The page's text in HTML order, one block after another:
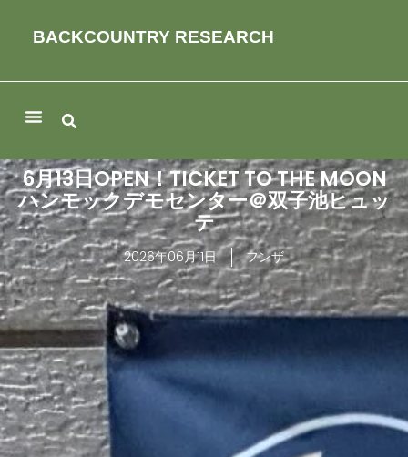
BACKCOUNTRY RESEARCH
6月13日OPEN！TICKET TO THE MOON
ハンモックデモセンター＠双子池ヒュッ
テ
2026年06月11日 フンザ